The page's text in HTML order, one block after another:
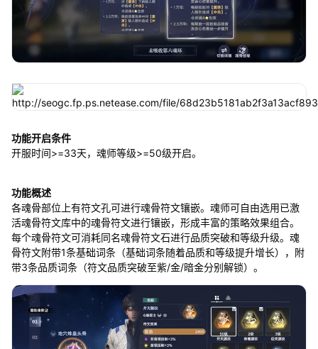
功能开启条件
开服时间>=33天，魂师等级>=50级开启。
功能概述
各魂骨部位上有符文孔可进行魂骨符文镶嵌。魂师可自由选用已激
活魂骨符文库中的魂骨符文进行镶嵌，形成丰富的策略效果组合。
每个魂骨符文可消耗同名魂骨符文石进行品质突破和等级升级。魂
骨符文附带1条基础词条（基础词条随着品质和等级提升增长），附
带3条品质词条（符文品质突破至紫/金/暗金分别解锁）。